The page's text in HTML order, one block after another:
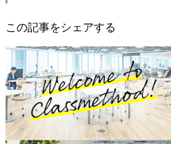
この記事をシェアする